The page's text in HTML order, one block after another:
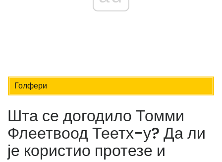
Голфери
Шта се догодило Томми
Флеетвоод Теетх-у? Да ли
је користио протезе и